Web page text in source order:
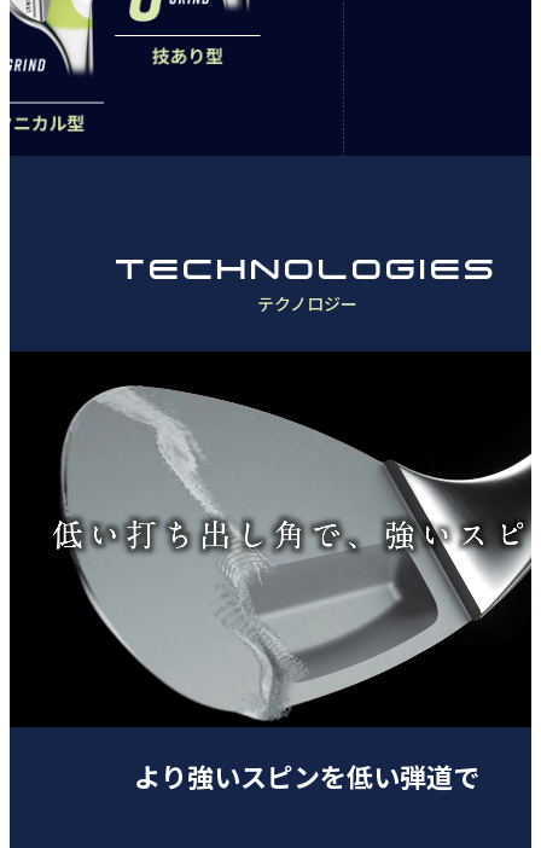
TECHNOLOGIES
テクノロジー
より強いスピンを低い弾道で